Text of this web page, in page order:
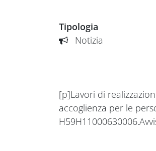
Tipologia
Notizia
[p]Lavori di
accoglienza per le